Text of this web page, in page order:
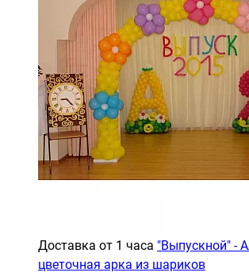
Доставка от 1 часа "Выпускной" -
цветочная арка из шариков